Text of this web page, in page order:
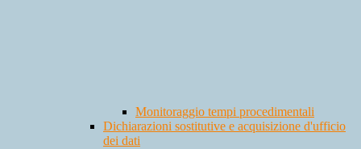
Monitoraggio tempi procedimentali
Dichiarazioni sostitutive e acquisizione d'ufficio
dei dati